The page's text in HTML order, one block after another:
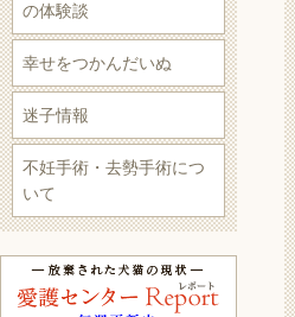
の体験談
幸せをつかんだいぬ
迷子情報
不妊手術・去勢手術につ
いて